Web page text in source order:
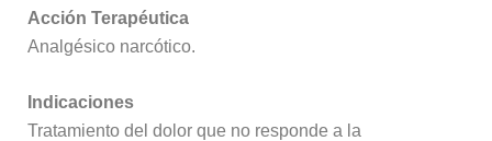
Acción Terapéutica
Analgésico narcótico.
Indicaciones
Tratamiento del dolor que no responde a la